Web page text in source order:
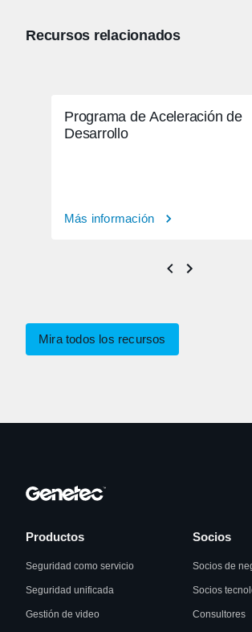
Recursos relacionados
Programa de Aceleración de
Desarrollo
Más información
Mira todos los recursos
Productos
Seguridad como servicio
Seguridad unificada
Gestión de video
Socios
Socios de
Socios
Consultores